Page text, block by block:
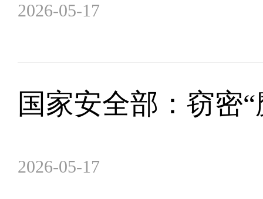
2026-05-17
国家安全部：窃密
2026-05-17